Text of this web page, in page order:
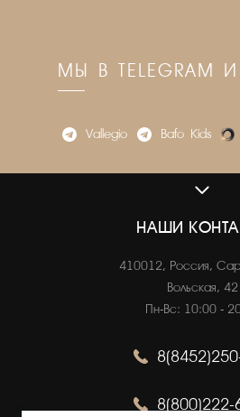
МЫ В TELEGRAM
Vallegio Bafo_Kids
VALLEGIO.RU
О нас
Вакансии
ОНЛАЙН
Оплата
НАШИ
410012, Россия,
Вольская, 42
Пн-Вс: 10:00 -
8(800)222-